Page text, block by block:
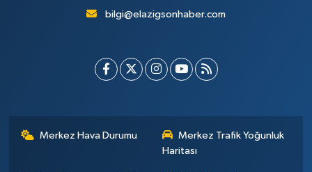
bilgi@elazigsonhaber.com
Merkez Hava Durumu
Merkez Trafik Yoğunluk
Haritası